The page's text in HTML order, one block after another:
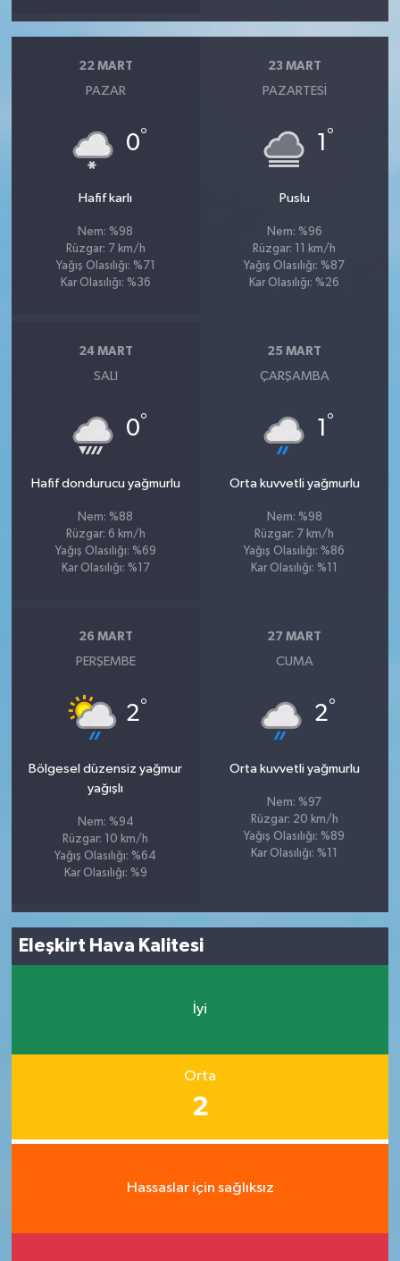
22 MART
PAZAR
0°
Hafif karlı
Nem: %98
Rüzgar: 7 km/h
Yağış Olasılığı: %71
Kar Olasılığı: %36
23 MART
PAZARTESI
1 °
Puslu
Nem: %96
Rüzgar: 11 km/h
Yağış Olasılığı: %87
Kar Olasılığı: %26
24 MART
SALI
0°
Hafif dondurucu yağmurlu
Nem: %88
Rüzgar: 6 km/h
Yağış Olasılığı: %69
Kar Olasılığı: %17
25 MART
ÇARŞAMBA
1 °
Orta kuvvetli yağmurlu
Nem: %98
Rüzgar: 7 km/h
Yağış Olasılığı: %86
Kar Olasılığı: %11
26 MART
PERŞEMBE
2°
Bölgesel düzensiz yağmur
yağışlı
Nem: %94
Rüzgar: 10 km/h
Yağış Olasılığı: %64
Kar Olasılığı: %9
27 MART
CUMA
2°
Orta kuvvetli yağmurlu
Nem: %97
Rüzgar: 20 km/h
Yağış Olasılığı: %89
Kar Olasılığı: %11
Eleşkirt Hava Kalitesi
İyi
Orta
2
Hassaslar için sağlıksız